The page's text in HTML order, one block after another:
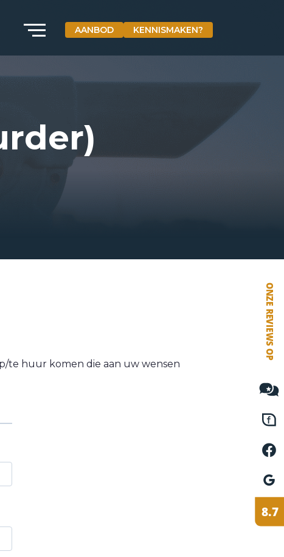
AANBOD KENNISMAKEN?
VETEBE GROEP
5931 CX Tegelen
te huur komen die aan uw wensen